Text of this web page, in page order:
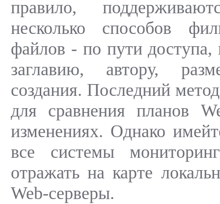
правило,
несколько способов
файлов - по пути
заглавию, автору,
создания. Последний
для сравнения планов
изменениях. Однако
все системы
отражать на карте
Web-серверы.